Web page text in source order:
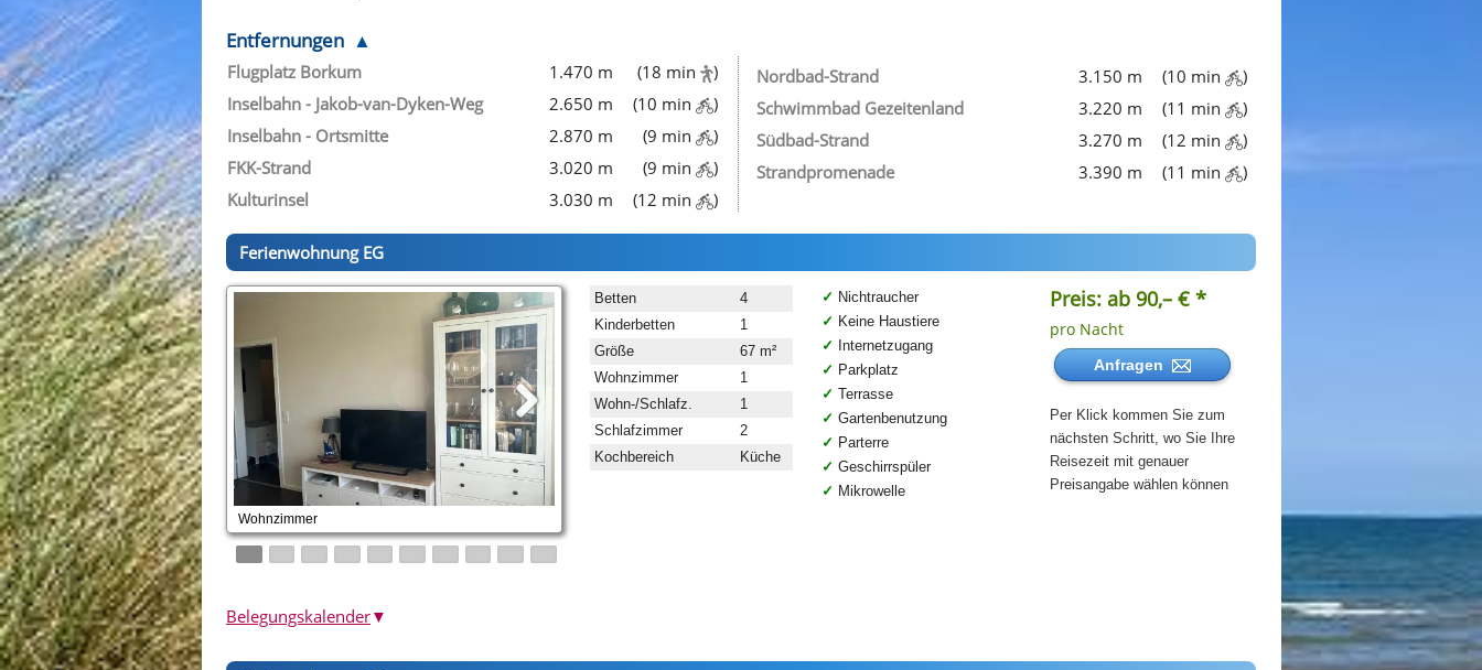
Entfernungen
Flugplatz Borkum 1.470 m (18 min
)
Inselbahn - Jakob-van-Dyken-Weg
2.650 m (10 min
)
Inselbahn - Ortsmitte
2.870 m (9 min
)
FKK-Strand
3.020 m (9 min
)
Kulturinsel
3.030 m (12 min )
Nordbad-Strand 3.150 m (10 min
)
Schwimmbad Gezeitenland
3.220 m (11 min
)
Südbad-Strand
3.270 m (12 min
)
Strandpromenade
3.390 m (11 min )
Ferienwohnung EG
Wohnzimmer
Betten
4
Kinderbetten
1
Größe
67 m²
Wohnzimmer
1
Wohn-/Schlafz.
1
Schlafzimmer
2
Kochbereich
Küche
Nichtraucher
Keine Haustiere
Internetzugang
Parkplatz
Terrasse
Gartenbenutzung
Parterre
Geschirrspüler
Mikrowelle
Preis: ab 90,– € *
pro Nacht
Anfragen
Per Klick kommen Sie zum
nächsten Schritt, wo Sie Ihre
Reisezeit mit genauer
Preisangabe wählen können
Belegungskalender▼